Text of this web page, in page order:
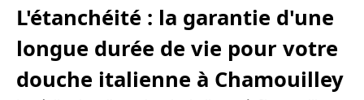
L'étanchéité : la garantie d'une
longue durée de vie pour votre
douche italienne à Chamouilley